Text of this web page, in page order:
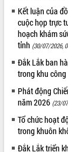
THỐNG KÊ TRUY
Hôm nay: 23292
Tất cả: 66036032
Kết luận của
cuộc họp trực
hoạch khám
tỉnh (30/07/2026,
Đắk Lắk ban
trong khu
Phát động
năm 2026 (23/
Tổ chức hoạt
trong khuôn
Đắk Lắk triển